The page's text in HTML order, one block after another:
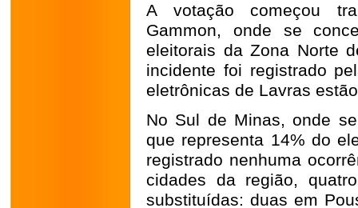
A votação começou
Gammon, onde se
eleitorais da Zona Norte
incidente foi registrado
eletrônicas de Lavras
No Sul de Minas, onde
que representa 14% do
registrado nenhuma
cidades da região,
substituídas: duas em